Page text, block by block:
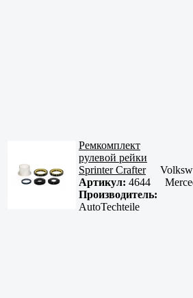
Ремкомплект
рулевой рейки
Sprinter Crafter
Артикул: 4644
Производитель:
AutoTechteile